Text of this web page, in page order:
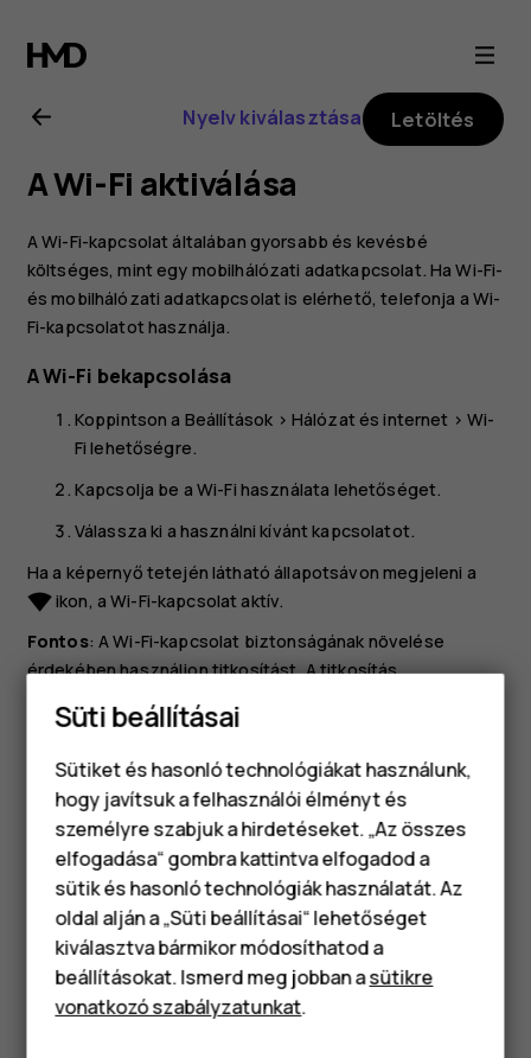
Nokia
G21
felhasználói
kézikönyv
Okostelefonok
Klasszikus telefonok
Tartozékok
Táblagépek
Nyelv kiválasztása Letöltés
A Wi-Fi aktiválása
A Wi-Fi-kapcsolat általában gyorsabb és kevésbé
költséges, mint egy mobilhálózati adatkapcsolat. Ha Wi-Fi-
és mobilhálózati adatkapcsolat is elérhető, telefonja a Wi-
Fi-kapcsolatot használja.
A Wi-Fi bekapcsolása
Koppintson a Beállítások > Hálózat és internet > Wi-
Fi lehetőségre.
Kapcsolja be aWi-Fi használata lehetőséget.
Válassza ki a használni kívánt kapcsolatot.
Ha a képernyő tetején látható állapotsávon megjeleni a
network_wifiikon, a Wi-Fi-kapcsolat aktív.
Fontos: A Wi-Fi-kapcsolat biztonságának növelése
érdekében használjon titkosítást. A titkosítás
használatával csökkentheti annak kockázatát, hogy mások
hozzáférjenek az Ön adataihoz.
Tip:Kapcsolja be a Wi-Fi-t, ha javítani szeretné a
helymeghatározás pontosságát, amikor nem
érhetők el a műholdjelek, például beltéri területeken
vagy magas épületek között.
Süti beállításai
Sütiket és hasonló technológiákat használunk,
hogy javítsuk a felhasználói élményt és
személyre szabjuk a hirdetéseket. „Az összes
elfogadása“ gombra kattintva elfogadod a
sütik és hasonló technológiák használatát. Az
oldal alján a „Süti beállításai“ lehetőséget
kiválasztva bármikor módosíthatod a
beállításokat. Ismerd meg jobban asütikre
vonatkozó szabályzatunkat.